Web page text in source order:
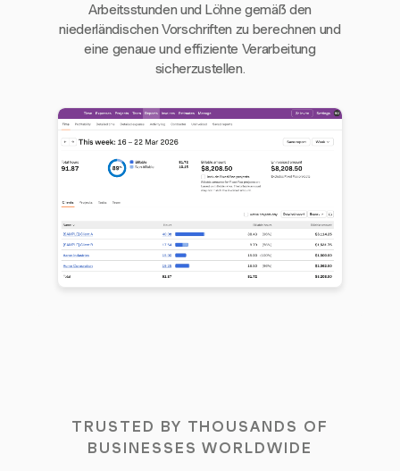
Arbeitsstunden und Löhne gemäß den
niederländischen Vorschriften zu berechnen und
eine genaue und effiziente Verarbeitung
sicherzustellen.
TRUSTED BY THOUSANDS OF
BUSINESSES WORLDWIDE